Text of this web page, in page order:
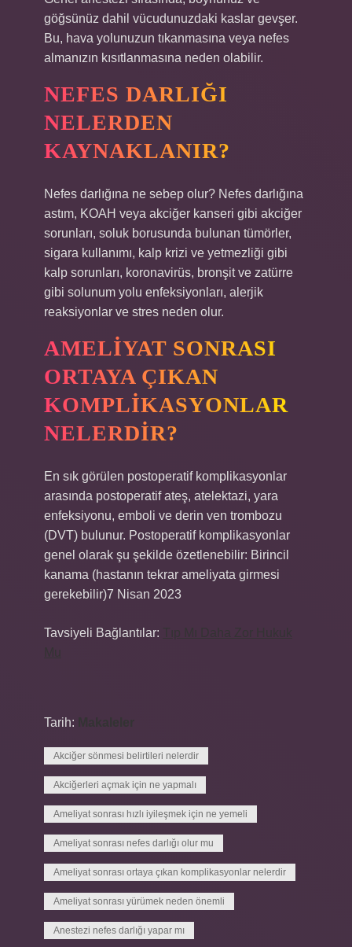
göğsünüz dahil vücudunuzdaki kaslar gevşer.
Bu, hava yolunuzun tıkanmasına veya nefes
almanızın kısıtlanmasına neden olabilir.
NEFES DARLIĞI
NELERDEN
KAYNAKLANIR?
Nefes darlığına ne sebep olur? Nefes darlığına
astım, KOAH veya akciğer kanseri gibi akciğer
sorunları, soluk borusunda bulunan tümörler,
sigara kullanımı, kalp krizi ve yetmezliği gibi
kalp sorunları, koronavirüs, bronşit ve zatürre
gibi solunum yolu enfeksiyonları, alerjik
reaksiyonlar ve stres neden olur.
AMELIYAT SONRASI
ORTAYA ÇIKAN
KOMPLIKASYONLAR
NELERDIR?
En sık görülen postoperatif komplikasyonlar
arasında postoperatif ateş, atelektazi, yara
enfeksiyonu, emboli ve derin ven trombozu
(DVT) bulunur. Postoperatif komplikasyonlar
genel olarak şu şekilde özetlenebilir: Birincil
kanama (hastanın tekrar ameliyata girmesi
gerekebilir)7 Nisan 2023
Tavsiyeli Bağlantılar:
Tarih:
Akciğer sönmesi belirtileri nelerdir
Akciğerleri açmak için ne yapmalı
Ameliyat sonrası hızlı iyileşmek için ne yemeli
Ameliyat sonrası nefes darlığı olur mu
Ameliyat sonrası ortaya çıkan komplikasyonlar nelerdir
Ameliyat sonrası yürümek neden önemli
Anestezi nefes darlığı yapar mı